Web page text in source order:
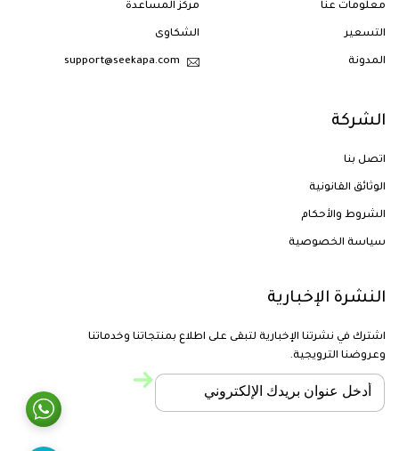
معلومات عنا
التسعير
المدونة
مركز المساعدة
الشكاوى
support@seekapa.com
الشركة
اتصل بنا
الوثائق القانونية
الشروط والأحكام
سياسة الخصوصية
النشرة الإخبارية
اشترك في نشرتنا الإخبارية لتبقى على اطلاع بمنتجاتنا وخدماتنا
وعروضنا الترويجية.